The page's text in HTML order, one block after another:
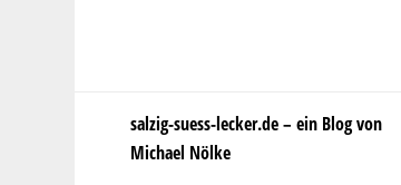
salzig-suess-lecker.de – ein Blog von
Michael Nölke